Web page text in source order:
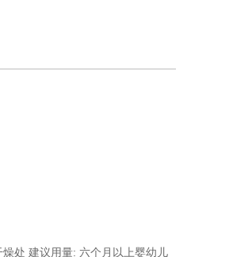
处 建议用量: 六个月以上婴幼儿